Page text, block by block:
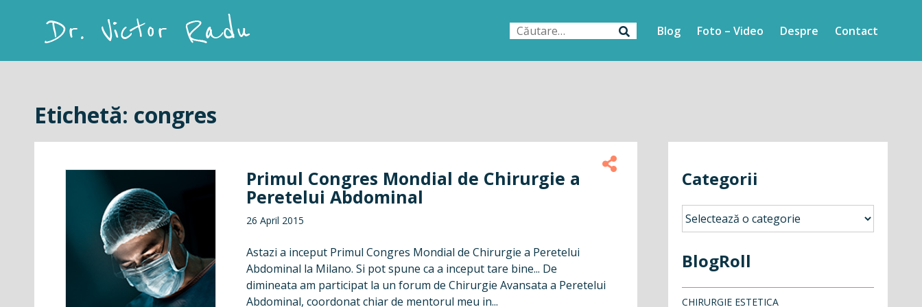
Caută
Blog Foto – Video Despre Contact
Etichetă: congres
Primul Congres Mondial de Chirurgie a
Peretelui Abdominal
26 April 2015
Astazi a inceput Primul Congres Mondial de Chirurgie a Peretelui
Abdominal la Milano. Si pot spune ca a inceput tare bine... De
dimineata am participat la un forum de Chirurgie Avansata a Peretelui
Abdominal, coordonat chiar de mentorul meu in...
Categorii
Categorii
BlogRoll
CHIRURGIE ESTETICA